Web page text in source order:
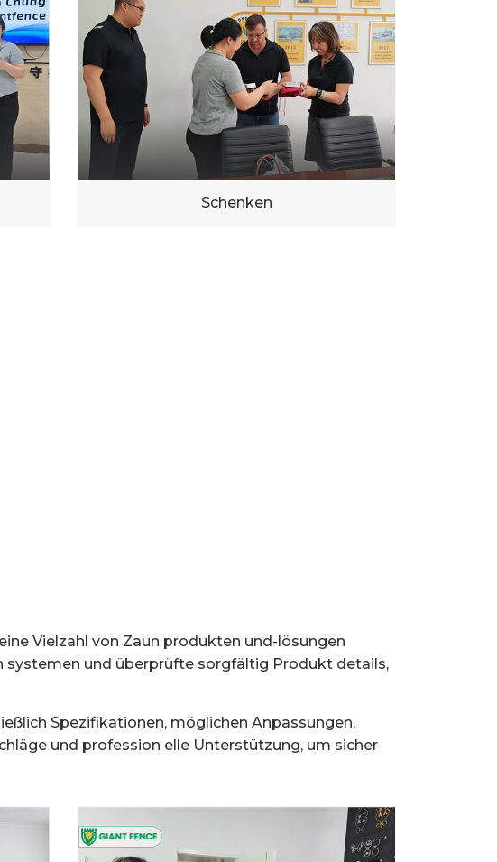
Schenken
Vielzahl von Zaun produkten und-lösungen
systemen und überprüfte sorgfältig Produkt details,
Spezifikationen, möglichen Anpassungen,
und profession elle Unterstützung, um sicher